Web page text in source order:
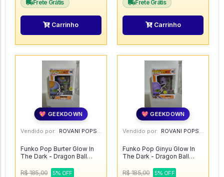
Frete Grátis
Carrinho
Frete Grátis
Carrinho
💖 GEEKDOWN
Vendido por: ROVANI POPS - SP
Funko Pop Burter Glow In
The Dark - Dragon Ball
R$ 185,00
5% OFF
💖 GEEKDOWN
Vendido por: ROVANI POPS - SP
Funko Pop Ginyu Glow In
The Dark - Dragon Ball
R$ 185,00
5% OFF